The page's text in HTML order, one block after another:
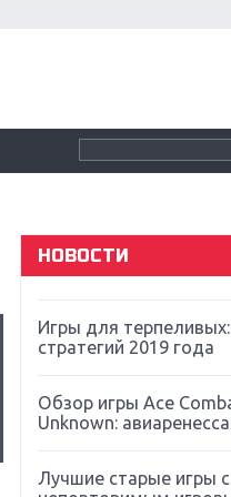
НОВОСТИ
Souls
Far Cry 5: хвалить
Игры для
стратегий 2019 года
Обзор игры Ace
Unknown:
Лучшие старые игры с